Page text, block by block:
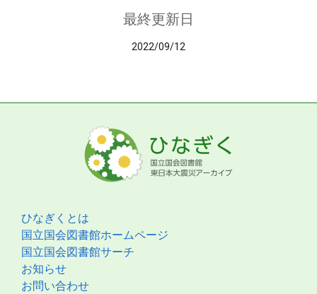
最終更新日
2022/09/12
ひなぎくとは
国立国会図書館ホームページ
国立国会図書館サーチ
お知らせ
お問い合わせ